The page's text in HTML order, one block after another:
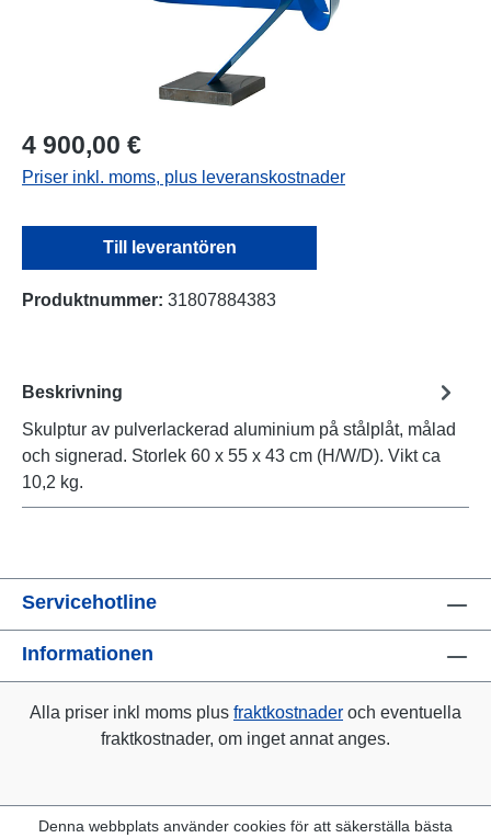
4 900,00 €
Priser inkl. moms, plus leveranskostnader
Till leverantören
Produktnummer: 31807884383
Beskrivning
Skulptur av pulverlackerad aluminium på stålplåt, målad
och signerad. Storlek 60 x 55 x 43 cm (H/W/D). Vikt ca
10,2 kg.
Servicehotline
Informationen
Alla priser inkl moms plus fraktkostnader och eventuella
fraktkostnader, om inget annat anges.
Denna webbplats använder cookies för att säkerställa bästa